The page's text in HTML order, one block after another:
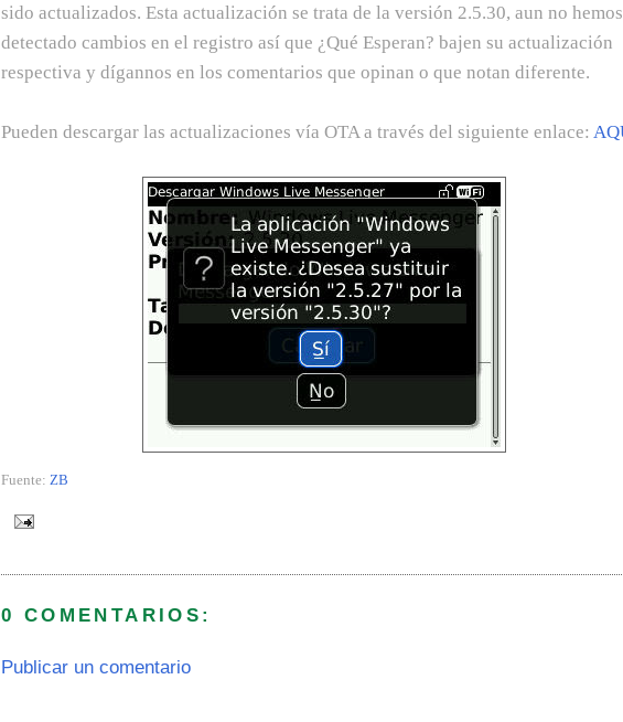
sido actualizados. Esta actualización se trata de la versión 2.5.30, aun no hemos
detectado cambios en el registro así que ¿Qué Esperan? bajen su actualización
respectiva y dígannos en los comentarios que opinan o que notan diferente.
Pueden descargar las actualizaciones vía OTA a través del siguiente enlace:
Fuente: ZB
0 COMENTARIOS:
Publicar un comentario